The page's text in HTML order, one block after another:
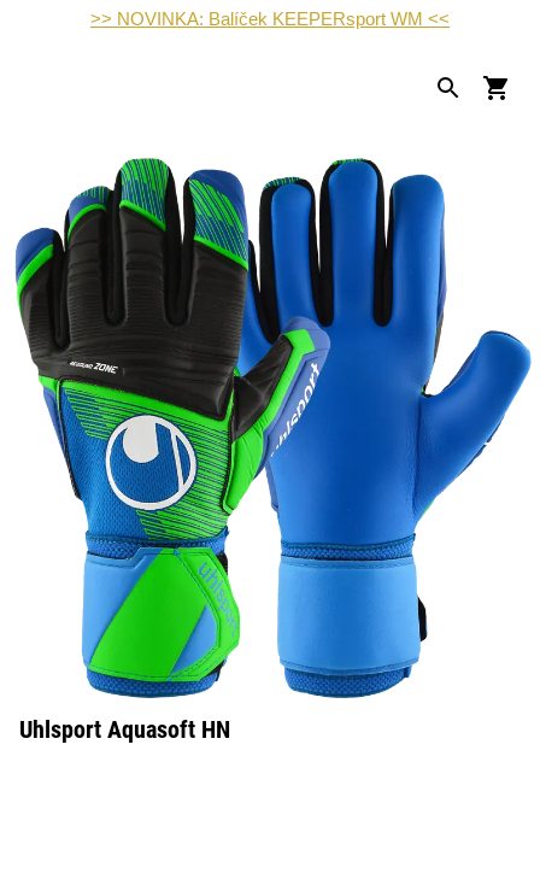
>> NOVINKA: Balíček KEEPERsport WM <<
Uhlsport Aquasoft HN